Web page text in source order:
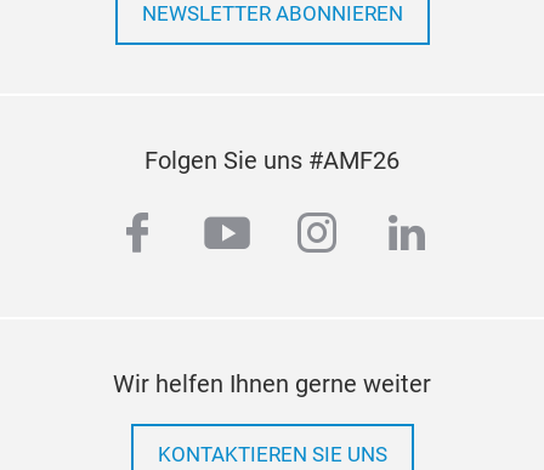
NEWSLETTER ABONNIEREN
Folgen Sie uns #AMF26
facebook
youtubeinstagram
linkedin
Wir helfen Ihnen gerne weiter
KONTAKTIEREN SIE UNS